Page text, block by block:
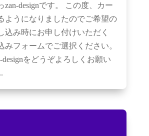
zan-designです。 この度、カー
ようになりましたのでご希望の
込み時にお申し付けいただく
みフォームでご選択ください。
designをどうぞよろしくお願い